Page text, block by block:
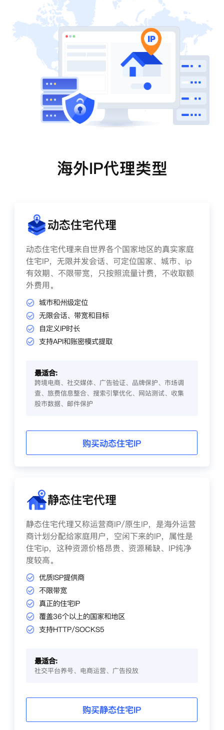
海外IP代理类型
动态住宅代理
动态住宅代理来自世界各个国家地区的真实家庭
住宅IP，无限并发会话、可定位国家、城市、ip
有效期、不限带宽，只按照流量计费，不收取额
外费用。
城市和州级定位
无限会话、带宽和目标
自定义IP时长
支持API和账密模式提取
最适合:
跨境电商、社交媒体、广告验证、品牌保护、市场调
查、旅费信息整合、搜索引擎优化、网站测试、收集
股市数据、邮件保护
购买动态住宅IP
静态住宅代理
静态住宅代理又称运营商IP/原生IP，是海外运营
商计划分配给家庭用户，空闲下来的IP，属性是
住宅ip，这种资源价格昂贵、资源稀缺、IP纯净
度较高。
优质ISP提供商
不限带宽
真正的住宅IP
覆盖36个以上的国家和地区
支持HTTP/SOCKS5
最适合:
社交平台养号、电商运营、广告投放
购买静态住宅IP